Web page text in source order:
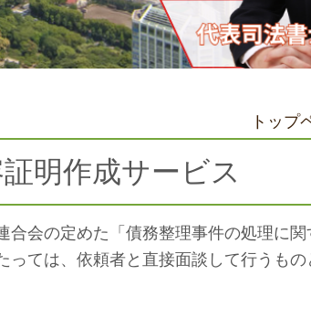
トップ
明作成サービス
合会の定めた「債務整理事件の処理に
っては、依頼者と直接面談して行うも